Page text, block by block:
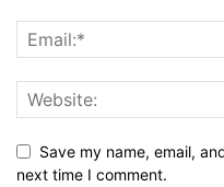
Save my name, email,
next time I comment.